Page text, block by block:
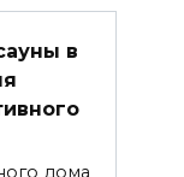
в
дома